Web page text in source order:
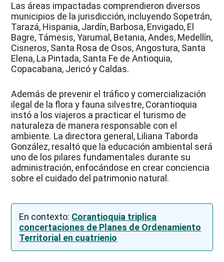
Las áreas impactadas comprendieron diversos
municipios de la jurisdicción, incluyendo Sopetrán,
Tarazá, Hispania, Jardín, Barbosa, Envigado, El
Bagre, Támesis, Yarumal, Betania, Andes, Medellín,
Cisneros, Santa Rosa de Osos, Angostura, Santa
Elena, La Pintada, Santa Fe de Antioquia,
Copacabana, Jericó y Caldas.
Además de prevenir el tráfico y comercialización
ilegal de la flora y fauna silvestre, Corantioquia
instó a los viajeros a practicar el turismo de
naturaleza de manera responsable con el
ambiente. La directora general, Liliana Taborda
González, resaltó que la educación ambiental será
uno de los pilares fundamentales durante su
administración, enfocándose en crear conciencia
sobre el cuidado del patrimonio natural.
En contexto: Corantioquia triplica
concertaciones de Planes de Ordenamiento
Territorial en cuatrienio